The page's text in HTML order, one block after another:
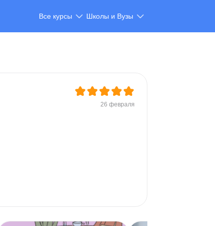
Все курсы Школы и Вузы
26 февраля